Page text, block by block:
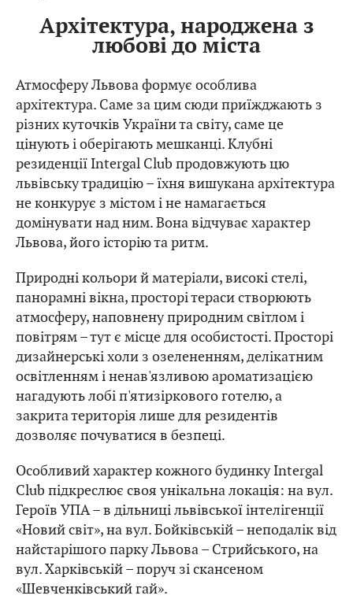
Архітектура, народжена з
любові до міста
Атмосферу Львова формує особлива
архітектура. Саме за цим сюди приїжджають з
різних куточків України та світу, саме це
цінують і оберігають мешканці. Клубні
резиденції Intergal Club продовжують цю
львівську традицію – їхня вишукана архітектура
не конкурує з містом і не намагається
домінувати над ним. Вона відчуває характер
Львова, його історію та ритм.
Природні кольори й матеріали, високі стелі,
панорамні вікна, просторі тераси створюють
атмосферу, наповнену природним світлом і
повітрям – тут є місце для особистості. Просторі
дизайнерські холи з озелененням, делікатним
освітленням і ненав'язливою ароматизацією
нагадують лобі п'ятизіркового готелю, а
закрита територія лише для резидентів
дозволяє почуватися в безпеці.
Особливий характер кожного будинку Intergal
Club підкреслює своя унікальна локація: на вул.
Героїв УПА – в дільниці львівської інтелігенції
«Новий світ», на вул. Бойківській – неподалік від
найстарішого парку Львова – Стрийського, на
вул. Харківській – поруч зі скансеном
«Шевченківський гай».